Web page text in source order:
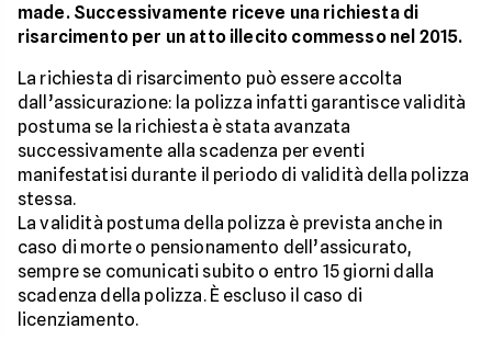
made. Successivamente riceve una richiesta di
risarcimento per un atto illecito commesso nel 2015.
La richiesta di risarcimento può essere accolta
dall’assicurazione: la polizza infatti garantisce validità
postuma se la richiesta è stata avanzata
successivamente alla scadenza per eventi
manifestatisi durante il periodo di validità della polizza
stessa.
La validità postuma della polizza è prevista anche in
caso di morte o pensionamento dell’assicurato,
sempre se comunicati subito o entro 15 giorni dalla
scadenza della polizza. È escluso il caso di
licenziamento.